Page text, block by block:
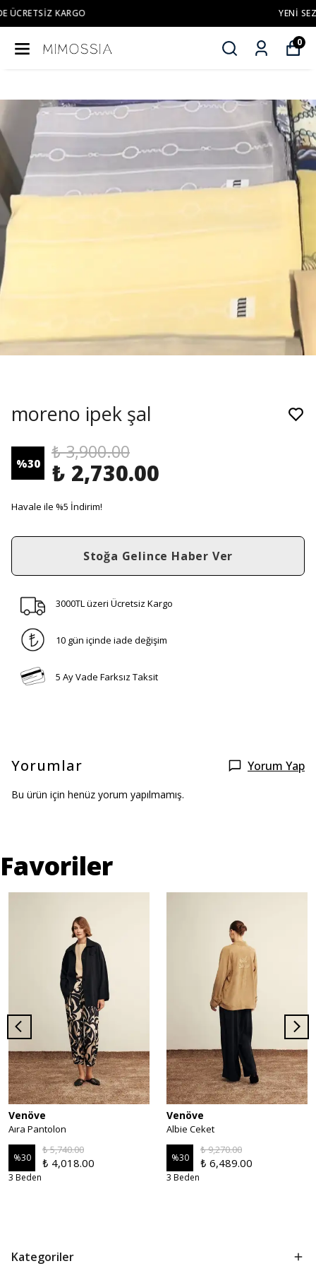
0
moreno ipek şal
%30
₺ 3,900.00
₺ 2,730.00
Havale ile %5 İndirim!
Stoğa Gelince Haber Ver
3000TL üzeri Ücretsiz Kargo
10 gün içinde iade değişim
5 Ay Vade Farksız Taksit
Yorumlar Yorum Yap
Bu ürün için henüz yorum yapılmamış.
Favoriler
Venöve
Aıra Pantolon
%30
₺ 5,740.00
₺ 4,018.00
3 Beden
Venöve
Albie Ceket
%30
₺ 9,270.00
₺ 6,489.00
3 Beden
Kategoriler